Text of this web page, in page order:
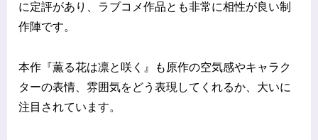
に定評があり、ラブコメ作品とも非常に相性が良い制
作陣です。
本作『薫る花は凛と咲く』も原作の空気感やキャラク
ターの表情、雰囲気をどう表現してくれるか、大いに
注目されています。